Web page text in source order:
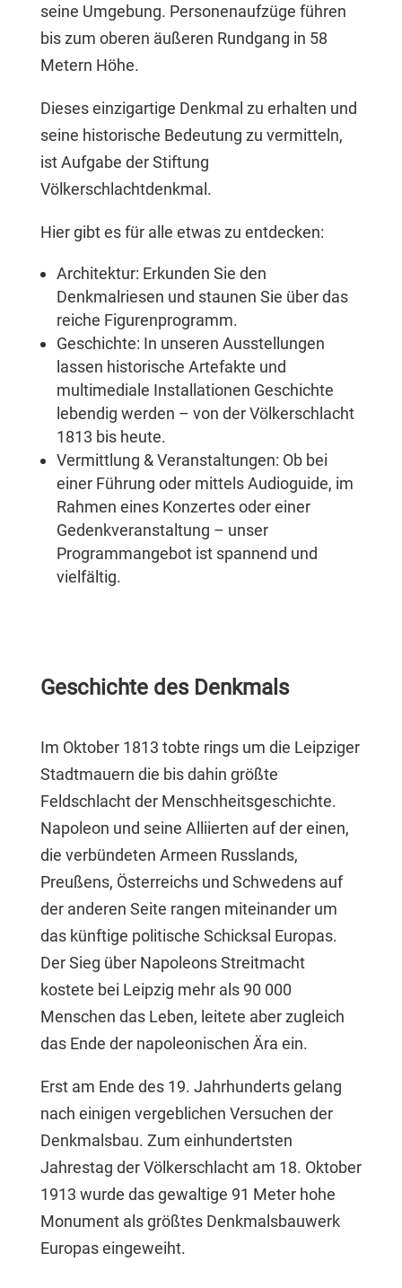
seine Umgebung. Personenaufzüge führen
bis zum oberen äußeren Rundgang in 58
Metern Höhe.
Dieses einzigartige Denkmal zu erhalten und
seine historische Bedeutung zu vermitteln,
ist Aufgabe der Stiftung
Völkerschlachtdenkmal.
Hier gibt es für alle etwas zu entdecken:
Architektur: Erkunden Sie den
Denkmalriesen und staunen Sie über das
reiche Figurenprogramm.
Geschichte: In unseren Ausstellungen
lassen historische Artefakte und
multimediale Installationen Geschichte
lebendig werden – von der Völkerschlacht
1813 bis heute.
Vermittlung & Veranstaltungen: Ob bei
einer Führung oder mittels Audioguide, im
Rahmen eines Konzertes oder einer
Gedenkveranstaltung – unser
Programmangebot ist spannend und
vielfältig.
Geschichte des Denkmals
Im Oktober 1813 tobte rings um die Leipziger
Stadtmauern die bis dahin größte
Feldschlacht der Menschheitsgeschichte.
Napoleon und seine Alliierten auf der einen,
die verbündeten Armeen Russlands,
Preußens, Österreichs und Schwedens auf
der anderen Seite rangen miteinander um
das künftige politische Schicksal Europas.
Der Sieg über Napoleons Streitmacht
kostete bei Leipzig mehr als 90 000
Menschen das Leben, leitete aber zugleich
das Ende der napoleonischen Ära ein.
Erst am Ende des 19. Jahrhunderts gelang
nach einigen vergeblichen Versuchen der
Denkmalsbau. Zum einhundertsten
Jahrestag der Völkerschlacht am 18. Oktober
1913 wurde das gewaltige 91 Meter hohe
Monument als größtes Denkmalsbauwerk
Europas eingeweiht.